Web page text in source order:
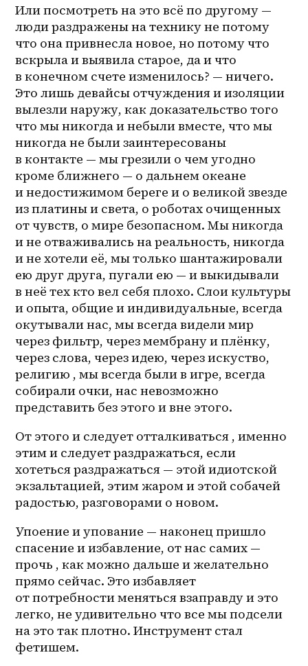
Или посмотреть на это всё по другому —
люди раздражены на технику не потому
что она привнесла новое, но потому что
вскрыла и выявила старое, да и что
в конечном счете изменилось? — ничего.
Это лишь девайсы отчуждения и изоляции
вылезли наружу, как доказательство того
что мы никогда и небыли вместе, что мы
никогда не были заинтересованы
в контакте — мы грезили о чем угодно
кроме ближнего — о дальнем океане
и недостижимом береге и о великой звезде
из платины и света, о роботах очищенных
от чувств, о мире безопасном. Мы никогда
и не отваживались на реальность, никогда
и не хотели её, мы только шантажировали
ею друг друга, пугали ею — и выкидывали
в неё тех кто вел себя плохо. Слои культуры
и опыта, общие и индивидуальные, всегда
окутывали нас, мы всегда видели мир
через фильтр, через мембрану и плёнку,
через слова, через идею, через искуство,
религию , мы всегда были в игре, всегда
собирали очки, нас невозможно
представить без этого и вне этого.
От этого и следует отталкиваться , именно
этим и следует раздражаться, если
хотеться раздражаться — этой идиотской
экзальтацией, этим жаром и этой собачей
радостью, разговорами о новом.
Упоение и упование — наконец пришло
спасение и избавление, от нас самих —
прочь , как можно дальше и желательно
прямо сейчас. Это избавляет
от потребности меняться взаправду и это
легко, не удивительно что все мы подсели
на это так плотно. Инструмент стал
фетишем.